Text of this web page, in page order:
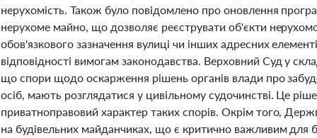
нерухомість. Також було повідомлено про оновлення
нерухоме майно, що дозволяє реєструвати об'єкти
обов'язкового зазначення вулиці чи інших адресних
відповідності вимогам законодавства. Верховний Суд у
що спори щодо оскарження рішень органів влади про
осіб, мають розглядатися у цивільному судочинстві. Це
приватноправовий характер таких спорів. Окрім того,
на будівельних майданчиках, що є критично важливим для